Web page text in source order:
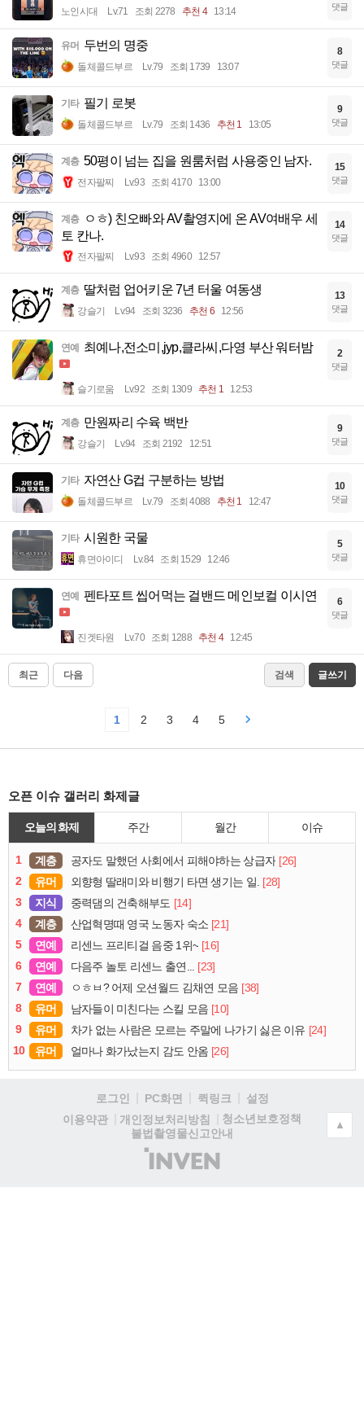
노인시대 Lv.71 조회 2278 추천 4 13:14 댓글
유머 두번의 명중
돌체콜드부르 Lv.79 조회 1739 13:07
8
댓글
기타 필기 로봇
돌체콜드부르 Lv.79 조회 1436 추천 1 13:05
9
댓글
계층 50평이 넘는 집을 원룸처럼 사용중인 남자.
전자팔찌 Lv.93 조회 4170 13:00
15
댓글
계층
ㅇㅎ) 친오빠와 AV촬영지에 온 AV여배우 세
토 칸나.
전자팔찌 Lv.93 조회 4960 12:57
14
댓글
계층 딸처럼 업어키운 7년 터울 여동생
강슬기 Lv.94 조회 3236 추천 6 12:56
13
댓글
연예 최예나,전소미,jyp,클라씨,다영 부산 워터밤
슬기로움 Lv.92 조회 1309 추천 1 12:53
2
댓글
계층 만원짜리 수육 백반
강슬기 Lv.94 조회 2192 12:51
9
댓글
기타 자연산 G컵 구분하는 방법
돌체콜드부르 Lv.79 조회 4088 추천 1 12:47
10
댓글
기타 시원한 국물
휴면아이디 Lv.84 조회 1529 12:46
5
댓글
연예 펜타포트 씹어먹는 걸밴드 메인보컬 이시연
진겟타원 Lv.70 조회 1288 추천 4 12:45
6
댓글
최근 다음 검색 글쓰기
1 2 3 4 5
오픈 이슈 갤러리 화제글
오늘의 화제 주간 월간 이슈
1 계층 공자도 말했던 사회에서 피해야하는 상급자 [26]
2
유머 외향형 딸래미와 비행기 타면 생기는 일. [28]
3
지식 중력댐의 건축해부도 [14]
4
계층 산업혁명때 영국 노동자 숙소 [21]
5
연예 리센느 프리티걸 음중 1위~ [16]
6
연예 다음주 놀토 리센느 출연...
[23]
7
연예 ㅇㅎㅂ? 어제 오션월드 김채연 모음 [38]
8
유머 남자들이 미친다는 스킬 모음 [10]
9
유머 차가 없는 사람은 모르는 주말에 나가기 싫은 이유 [24]
10
유머 얼마나 화가났는지 감도 안옴 [26]
로그인 PC화면 퀵링크
설정
이용약관
개인정보처리방침
청소년보호정책
불법촬영물신고안내
(주)
인
▲